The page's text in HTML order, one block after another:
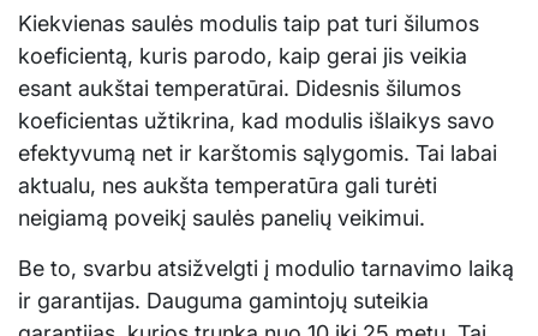
Kiekvienas saulės modulis taip pat turi šilumos
koeficientą, kuris parodo, kaip gerai jis veikia
esant aukštai temperatūrai. Didesnis šilumos
koeficientas užtikrina, kad modulis išlaikys savo
efektyvumą net ir karštomis sąlygomis. Tai labai
aktualu, nes aukšta temperatūra gali turėti
neigiamą poveikį saulės panelių veikimui.
Be to, svarbu atsižvelgti į modulio tarnavimo laiką
ir garantijas. Dauguma gamintojų suteikia